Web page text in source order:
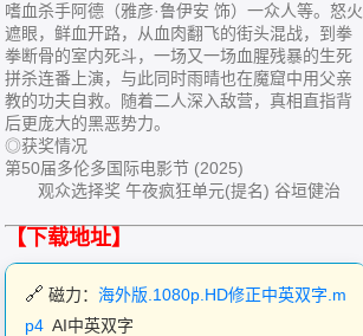
嗜血杀手阿德（雅彦·鲁伊安 饰）一众人等。怒火
遮眼，鲜血开路，从血肉翻飞的街头混战，到拳
拳断骨的室内死斗，一场又一场血腥残暴的生死
拼杀连番上演，与此同时雨晴也在魔窟中用父亲
教的功夫自救。随着二人深入敌营，真相直指背
后更庞大的黑恶势力。
◎获奖情况
第50届多伦多国际电影节 (2025)
观众选择奖 午夜疯狂单元(提名) 谷垣健治
【下载地址】
磁力：海外版.1080p.HD修正中英双字.m
p4 AI中英双字